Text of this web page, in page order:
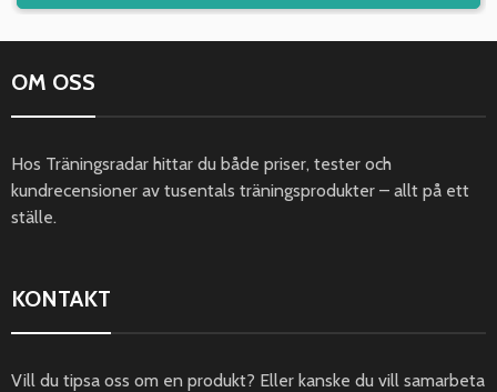
OM OSS
Hos Träningsradar hittar du både priser, tester och
kundrecensioner av tusentals träningsprodukter – allt på ett
ställe.
KONTAKT
Vill du tipsa oss om en produkt? Eller kanske du vill samarbeta